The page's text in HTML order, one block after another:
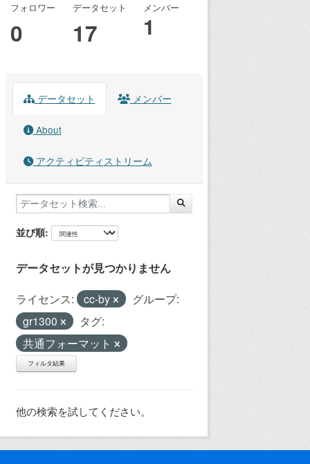
フォロワー
0
データセット
17
メンバー
1
データセット メンバー
About
アクティビティストリーム
並び順
データセットが見つかりません
ライセンス: cc-by
グループ:
gr1300
タグ:
共通フォーマット
フィルタ結果
他の検索を試してください。